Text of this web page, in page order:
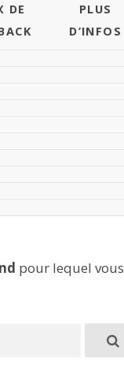
DE
PLUS
D’INFOS
pour lequel vous